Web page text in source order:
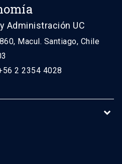
Administración UC
Macul. Santiago, Chile
2 2354 4028